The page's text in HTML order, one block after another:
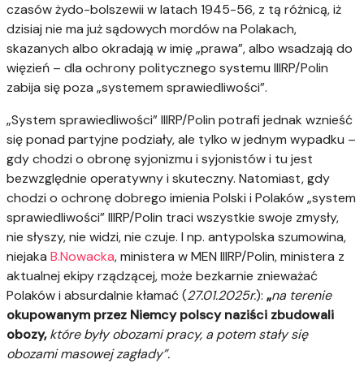
czasów żydo-bolszewii w latach 1945-56, z tą różnicą, iż
dzisiaj nie ma już sądowych mordów na Polakach,
skazanych albo okradają w imię „prawa”, albo wsadzają do
więzień – dla ochrony politycznego systemu IIIRP/Polin
zabija się poza „systemem sprawiedliwości”.
„System sprawiedliwości” IIIRP/Polin potrafi jednak wznieść
się ponad partyjne podziały, ale tylko w jednym wypadku –
gdy chodzi o obronę syjonizmu i syjonistów i tu jest
bezwzględnie operatywny i skuteczny. Natomiast, gdy
chodzi o ochronę dobrego imienia Polski i Polaków „system
sprawiedliwości” IIIRP/Polin traci wszystkie swoje zmysły,
nie słyszy, nie widzi, nie czuje. I np. antypolska szumowina,
niejaka B.Nowacka, ministera w MEN IIIRP/Polin, ministera z
aktualnej ekipy rządzącej, może bezkarnie znieważać
Polaków i absurdalnie kłamać (27.01.2025r.): „na terenie
okupowanym przez Niemcy polscy naziści zbudowali
obozy,które były obozami pracy, a potem stały się
obozami masowej zagłady”.